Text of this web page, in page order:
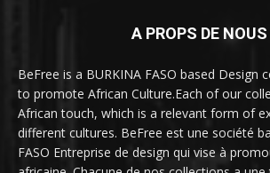
A PROPS DE NOUS
BeFree is a BURKINA FASO based Design
to promote African Culture.Each of our
African touch, which is a relevant form of
different cultures. BeFree est une société
FASO Entreprise de design qui vise à